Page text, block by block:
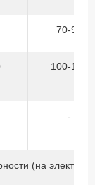
70-90
100-130
-
(на